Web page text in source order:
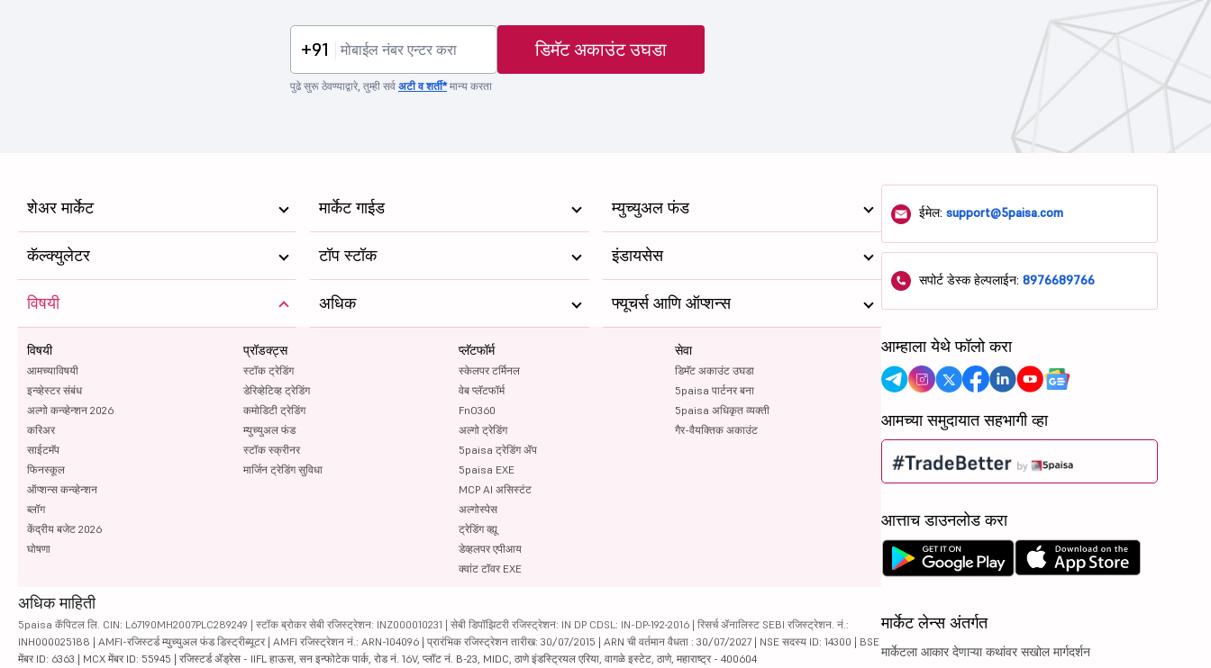
+91 डिमॅट अकाउंट उघडा
पुढे सुरू ठेवण्याद्वारे, तुम्ही सर्व अटी व शर्ती*मान्य करता
शेअर मार्केट मार्केट गाईड म्युच्युअल फंड
कॅल्क्युलेटर टॉप स्टॉक इंडायसेस
विषयी
विषयी
आमच्याविषयी
इन्व्हेस्टर संबंध
अल्गो कन्व्हेन्शन 2026
करिअर
साईटमॅप
फिनस्कूल
ऑप्शन्स कन्व्हेन्शन
ब्लॉग
केंद्रीय बजेट 2026
घोषणा
प्रॉडक्ट्स
स्टॉक ट्रेडिंग
डेरिव्हेटिव्ह ट्रेडिंग
कमोडिटी ट्रेडिंग
म्युच्युअल फंड
स्टॉक स्क्रीनर
मार्जिन ट्रेडिंग सुविधा
प्लॅटफॉर्म
स्केलपर टर्मिनल
वेब प्लॅटफॉर्म
FnO360
अल्गो ट्रेडिंग
5paisa ट्रेडिंग ॲप
5paisa EXE
MCP AI असिस्टंट
अल्गोस्पेस
ट्रेडिंग व्ह्यू
डेव्हलपर एपीआय
क्वांट टॉवर EXE
सेवा
डिमॅट अकाउंट उघडा
5paisa पार्टनर बना
5paisa अधिकृत व्यक्ती
गैर-वैयक्तिक अकाउंट
अधिक फ्यूचर्स आणि ऑप्शन्स
अधिक माहिती
5paisa कॅपिटल लि. CIN: L67190MH2007PLC289249 | स्टॉक ब्रोकर सेबी रजिस्ट्रेशन: INZ000010231 | सेबी डिपॉझिटरी रजिस्ट्रेशन: IN DP CDSL: IN-DP-192-2016 | रिसर्च ॲनालिस्ट SEBI रजिस्ट्रेशन. नं.:
INH000025188 | AMFI-रजिस्टर्ड म्युच्युअल फंड डिस्ट्रीब्यूटर | AMFI रजिस्ट्रेशन नं.: ARN-104096 | प्रारंभिक रजिस्ट्रेशन तारीख: 30/07/2015 | ARN ची वर्तमान वैधता : 30/07/2027 | NSE सदस्य ID: 14300 | BSE
मेंबर ID: 6363 | MCX मेंबर ID: 55945 | रजिस्टर्ड ॲड्रेस - IIFL हाऊस, सन इन्फोटेक पार्क, रोड नं. 16V, प्लॉट नं. B-23, MIDC, ठाणे इंडस्ट्रियल एरिया, वागळे इस्टेट, ठाणे, महाराष्ट्र - 400604
ईमेल:support@5paisa.com
सपोर्ट डेस्क हेल्पलाईन:8976689766
आम्हाला येथे फॉलो करा
आमच्या समुदायात सहभागी व्हा
आत्ताच डाउनलोड करा
मार्केट लेन्स अंतर्गत
मार्केटला आकार देणाऱ्या कथांवर सखोल मार्गदर्शन